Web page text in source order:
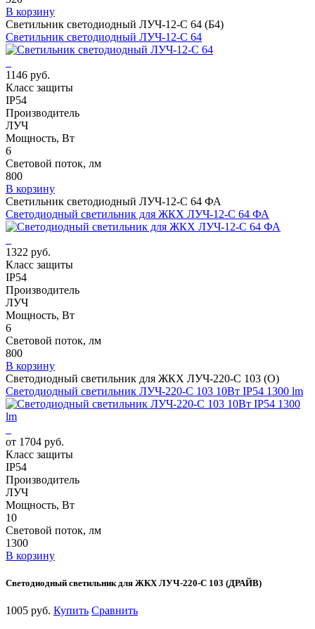
В корзину
Светильник светодиодный ЛУЧ-12-С 64 (Б4)
Светильник светодиодный ЛУЧ-12-С 64
1146 руб.
Класс защиты
IP54
Производитель
ЛУЧ
Мощность, Вт
6
Световой поток, лм
800
В корзину
Светильник светодиодный ЛУЧ-12-С 64 ФА
Светодиодный светильник для ЖКХ ЛУЧ-12-С 64 ФА
1322 руб.
Класс защиты
IP54
Производитель
ЛУЧ
Мощность, Вт
6
Световой поток, лм
800
В корзину
Светодиодный светильник для ЖКХ ЛУЧ-220-С 103 (О)
Светодиодный светильник ЛУЧ-220-С 103 10Вт IP54 1300 lm
от 1704 руб.
Класс защиты
IP54
Производитель
ЛУЧ
Мощность, Вт
10
Световой поток, лм
1300
В корзину
Светодиодный светильник для ЖКХ ЛУЧ-220-С 103 (ДРАЙВ)
1005 руб. Купить Сравнить